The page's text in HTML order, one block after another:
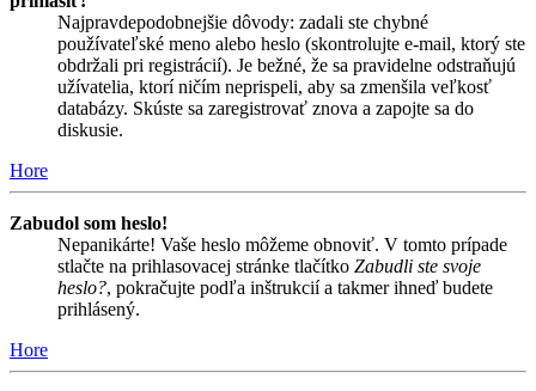
Najpravdepodobnejšie dôvody: zadali ste chybné
používateľské meno alebo heslo (skontrolujte e-mail, ktorý ste
obdržali pri registrácií). Je bežné, že sa pravidelne odstraňujú
užívatelia, ktorí ničím neprispeli, aby sa zmenšila veľkosť
databázy. Skúste sa zaregistrovať znova a zapojte sa do
diskusie.
Hore
Zabudol som heslo!
Nepanikárte! Vaše heslo môžeme obnoviť. V tomto prípade
stlačte na prihlasovacej stránke tlačítko Zabudli ste svoje
heslo?, pokračujte podľa inštrukcií a takmer ihneď budete
prihlásený.
Hore